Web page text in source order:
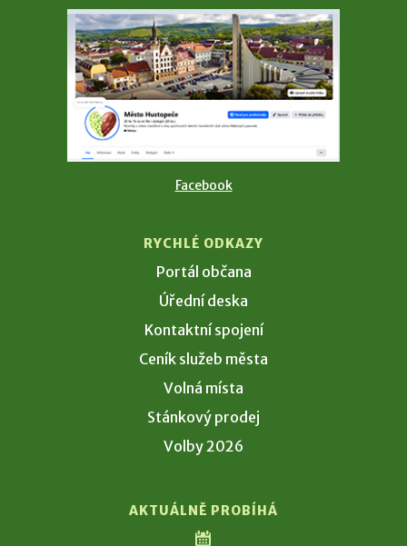
Facebook
RYCHLÉ ODKAZY
Portál občana
Úřední deska
Kontaktní spojení
Ceník služeb města
Volná místa
Stánkový prodej
Volby 2026
AKTUÁLNĚ PROBÍHÁ